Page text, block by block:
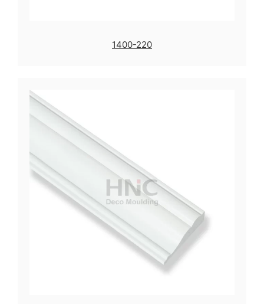
1400-220